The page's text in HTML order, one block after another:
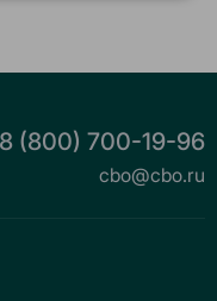
8 (800) 700-19-96
cbo@cbo.ru